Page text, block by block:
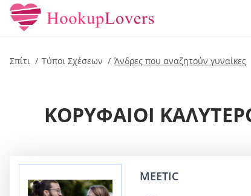
Σπίτι Τύποι Σχέσεων Άνδρες που αναζητούν γυναίκες
ΚΟΡΥΦΑΊΟΙ
MEETIC